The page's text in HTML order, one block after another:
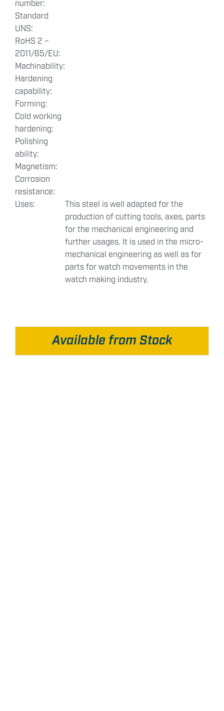
number:
Standard
UNS:
RoHS 2 –
2011/65/EU:
Machinability:
Hardening
capability:
Forming:
Cold working
hardening:
Polishing
ability:
Magnetism:
Corrosion
resistance:
Uses:
This steel is well adapted for the
production of cutting tools, axes, parts
for the mechanical engineering and
further usages. It is used in the micro-
mechanical engineering as well as for
parts for watch movements in the
watch making industry.
Available from Stock